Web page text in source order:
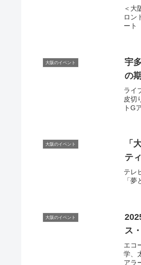
＜大
ロン
ート
大阪のイベント 宇
の
ライ
皮切
トG
大阪のイベント 「
テ
テレ
「
大阪のイベント
ス
エコ
学、
アラ